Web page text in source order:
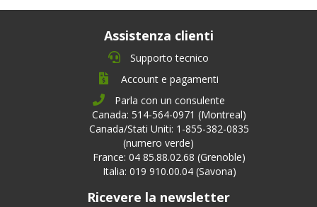
Assistenza clienti
Supporto tecnico
Account e pagamenti
Parla con un consulente
Canada: 514-564-0971 (Montreal)
Canada/Stati Uniti: 1-855-382-0835
(numero verde)
France: 04 85.88.02.68 (Grenoble)
Italia: 019 910.00.04 (Savona)
Ricevere la newsletter